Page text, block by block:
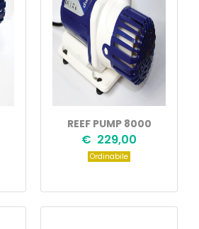
REEF PUMP 8000
€ 229,00
Ordinabile